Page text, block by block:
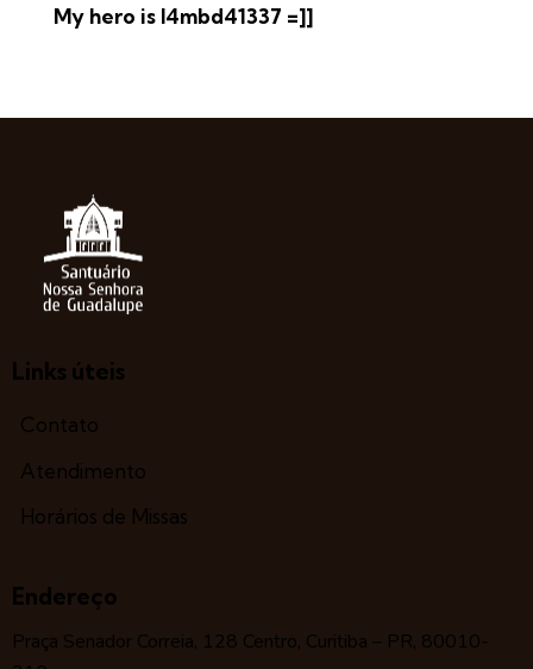
My hero is l4mbd41337 =]]
Links úteis
Contato
Atendimento
Horários de Missas
Endereço
Praça Senador Correia, 128 Centro, Curitiba – PR, 80010-